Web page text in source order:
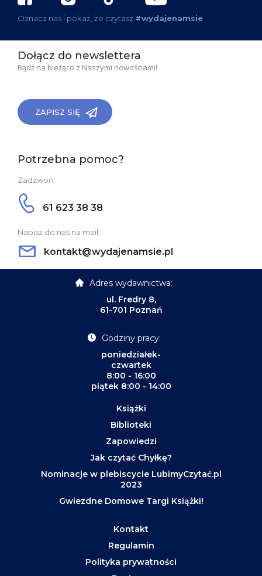
Oznacz nas i pokaż, że czytasz #wydajenamsie
Dołącz do newslettera
Bądź na bieżąco z Naszymi nowościami!
ZAPISZ SIĘ
Potrzebna pomoc?
Zadzwoń:
61 623 38 38
Napisz do nas na mail:
kontakt@wydajenamsie.pl
Adres wydawnictwa:
ul. Fredry 8,
61-701 Poznań
Godziny pracy:
poniedziałek-
czwartek
8:00 - 16:00
piątek 8:00 - 14:00
Książki
Biblioteki
Zapowiedzi
Jak czytać Chyłkę?
Nominacje w plebiscycie LubimyCzytać.pl
2023
Gwiezdne Domowe Targi Książki!
Kontakt
Regulamin
Polityka prywatności